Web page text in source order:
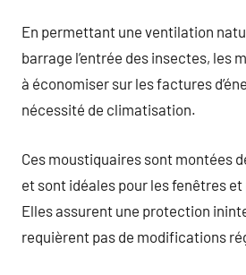
En permettant une ventilation
barrage l’entrée des insectes, les
à économiser sur les factures
nécessité de climatisation.
Ces moustiquaires sont montées
et sont idéales pour les fenêtres
Elles assurent une protection
requièrent pas de modifications